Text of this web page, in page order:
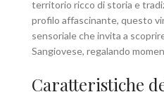
territorio ricco di storia e
profilo affascinante, questo
sensoriale che invita a
Sangiovese, regalando
Caratteristiche